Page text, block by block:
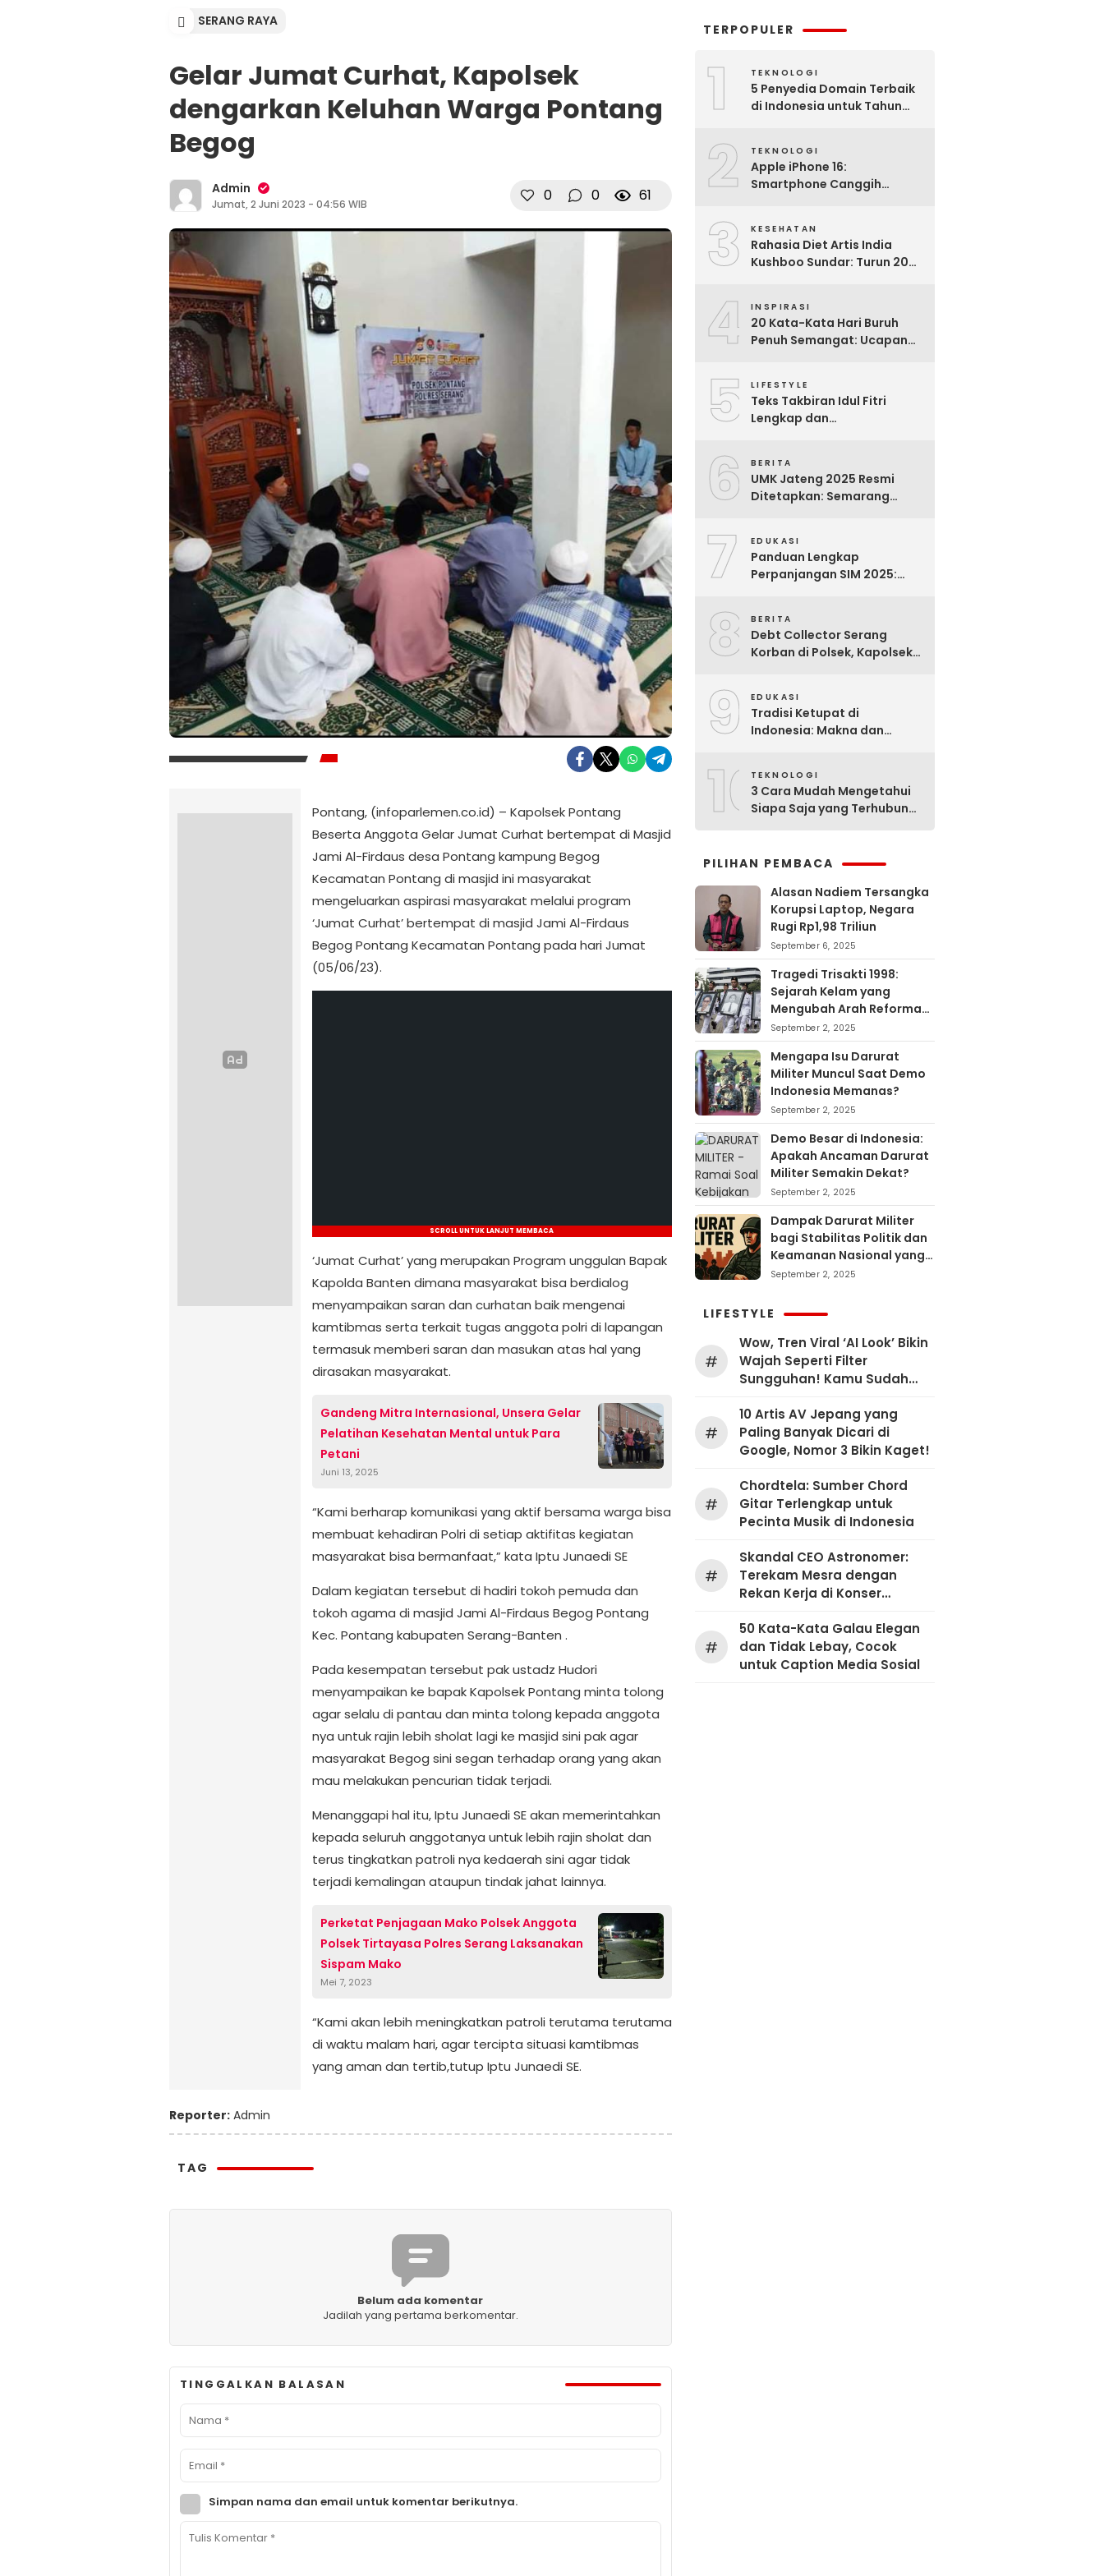
SERANG RAYA
Gelar Jumat Curhat, Kapolsek
dengarkan Keluhan Warga Pontang
Begog
Admin
Jumat, 2 Juni 2023 - 04:56 WIB 0 0 61
Pontang, (infoparlemen.co.id) – Kapolsek Pontang
Beserta Anggota Gelar Jumat Curhat bertempat di Masjid
Jami Al-Firdaus desa Pontang kampung Begog
Kecamatan Pontang di masjid ini masyarakat
mengeluarkan aspirasi masyarakat melalui program
‘Jumat Curhat’ bertempat di masjid Jami Al-Firdaus
Begog Pontang Kecamatan Pontang pada hari Jumat
(05/06/23).
SCROLL UNTUK LANJUT MEMBACA
‘Jumat Curhat’ yang merupakan Program unggulan Bapak
Kapolda Banten dimana masyarakat bisa berdialog
menyampaikan saran dan curhatan baik mengenai
kamtibmas serta terkait tugas anggota polri di lapangan
termasuk memberi saran dan masukan atas hal yang
dirasakan masyarakat.
‎Gandeng Mitra Internasional, Unsera Gelar
Pelatihan Kesehatan Mental untuk Para
Petani
Juni 13, 2025
“Kami berharap komunikasi yang aktif bersama warga bisa
membuat kehadiran Polri di setiap aktifitas kegiatan
masyarakat bisa bermanfaat,” kata Iptu Junaedi SE
Dalam kegiatan tersebut di hadiri tokoh pemuda dan
tokoh agama di masjid Jami Al-Firdaus Begog Pontang
Kec. Pontang kabupaten Serang-Banten .
Pada kesempatan tersebut pak ustadz Hudori
menyampaikan ke bapak Kapolsek Pontang minta tolong
agar selalu di pantau dan minta tolong kepada anggota
nya untuk rajin lebih sholat lagi ke masjid sini pak agar
masyarakat Begog sini segan terhadap orang yang akan
mau melakukan pencurian tidak terjadi.
Menanggapi hal itu, Iptu Junaedi SE akan memerintahkan
kepada seluruh anggotanya untuk lebih rajin sholat dan
terus tingkatkan patroli nya kedaerah sini agar tidak
terjadi kemalingan ataupun tindak jahat lainnya.
Perketat Penjagaan Mako Polsek Anggota
Polsek Tirtayasa Polres Serang Laksanakan
Sispam Mako
Mei 7, 2023
“Kami akan lebih meningkatkan patroli terutama terutama
di waktu malam hari, agar tercipta situasi kamtibmas
yang aman dan tertib,tutup Iptu Junaedi SE.
Reporter: Admin
TAG
Belum ada komentar
Jadilah yang pertama berkomentar.
TINGGALKAN BALASAN
Simpan nama dan email untuk komentar berikutnya.
TERPOPULER
1 TEKNOLOGI
5 Penyedia Domain Terbaik
di Indonesia untuk Tahun
2 TEKNOLOGI
Apple iPhone 16:
Smartphone Canggih
3 KESEHATAN
Rahasia Diet Artis India
Kushboo Sundar: Turun 20
4 INSPIRASI
20 Kata-Kata Hari Buruh
Penuh Semangat: Ucapan
5 LIFESTYLE
Teks Takbiran Idul Fitri
Lengkap dan
6 BERITA
UMK Jateng 2025 Resmi
Ditetapkan: Semarang
7 EDUKASI
Panduan Lengkap
Perpanjangan SIM 2025:
8 BERITA
Debt Collector Serang
Korban di Polsek, Kapolsek
9 EDUKASI
Tradisi Ketupat di
Indonesia: Makna dan
10TEKNOLOGI
3 Cara Mudah Mengetahui
Siapa Saja yang Terhubung
PILIHAN PEMBACA
Alasan Nadiem Tersangka
Korupsi Laptop, Negara
Rugi Rp1,98 Triliun
September 6, 2025
Tragedi Trisakti 1998:
Sejarah Kelam yang
Mengubah Arah Reformasi
Indonesia
September 2, 2025
Mengapa Isu Darurat
Militer Muncul Saat Demo
Indonesia Memanas?
September 2, 2025
Demo Besar di Indonesia:
Apakah Ancaman Darurat
Militer Semakin Dekat?
September 2, 2025
Dampak Darurat Militer
bagi Stabilitas Politik dan
Keamanan Nasional yang
Sering Terlupakan
September 2, 2025
LIFESTYLE
#
Wow, Tren Viral ‘AI Look’ Bikin
Wajah Seperti Filter
Sungguhan! Kamu Sudah
#
10 Artis AV Jepang yang
Paling Banyak Dicari di
Google, Nomor 3 Bikin Kaget!
#
Chordtela: Sumber Chord
Gitar Terlengkap untuk
Pecinta Musik di Indonesia
#
Skandal CEO Astronomer:
Terekam Mesra dengan
Rekan Kerja di Konser
#
50 Kata-Kata Galau Elegan
dan Tidak Lebay, Cocok
untuk Caption Media Sosial